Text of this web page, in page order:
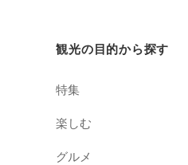
観光の目的から探す
特集
楽しむ
グルメ